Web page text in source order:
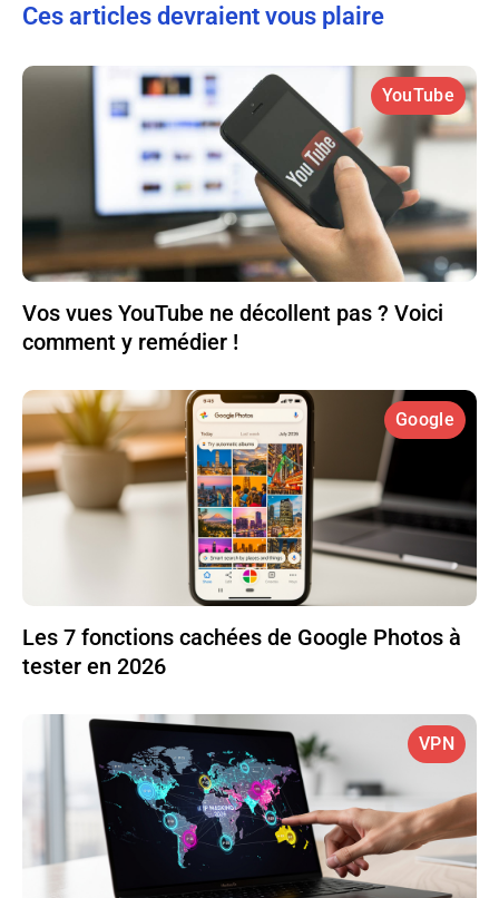
Ces articles devraient vous plaire
YouTube
Vos vues YouTube ne décollent pas ? Voici
comment y remédier !
Google
Les 7 fonctions cachées de Google Photos à
tester en 2026
VPN